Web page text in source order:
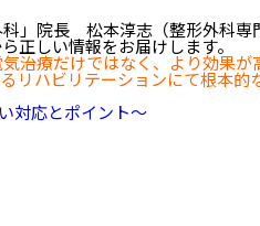
」院長 松本淳志（整形外科
正しい情報をお届けします。
治療だけではなく、より効果
ハビリテーションにて根本的
対応とポイント〜